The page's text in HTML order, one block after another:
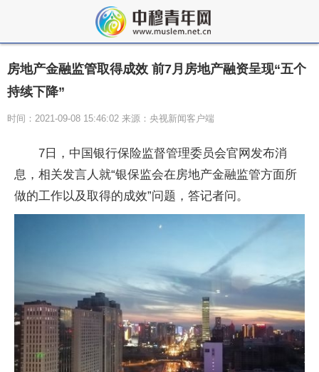
房地产金融监管取得成效 前7月房地产融资呈现“五个
持续下降”
时间：2021-09-08 15:46:02 来源：央视新闻客户端
7日，中国银行保险监督管理委员会官网发布消
息，相关发言人就“银保监会在房地产金融监管方面所
做的工作以及取得的成效”问题，答记者问。